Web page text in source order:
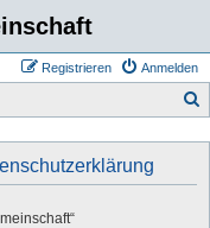
Anmelden
Registrieren